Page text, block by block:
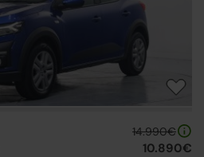
14.990€
10.890€